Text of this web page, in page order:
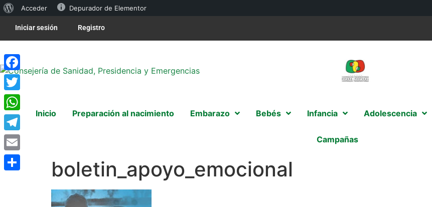
Acceder Depurador de Elementor
Iniciar sesión Registro
Inicio Preparación al nacimiento Embarazo Bebés Infancia Adolescencia
Campañas
boletin_apoyo_emocional
Facebook
Twitter
WhatsApp
Telegram
Email